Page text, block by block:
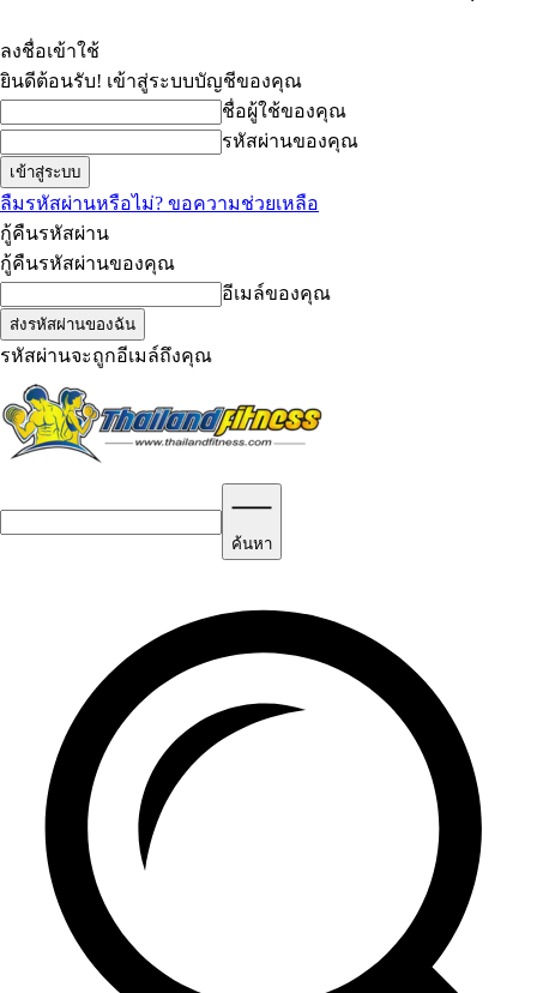
ลงชื่อเข้าใช้
ยินดีต้อนรับ! เข้าสู่ระบบบัญชีของคุณ
ชื่อผู้ใช้ของคุณ
รหัสผ่านของคุณ
ลืมรหัสผ่านหรือไม่? ขอความช่วยเหลือ
กู้คืนรหัสผ่าน
กู้คืนรหัสผ่านของคุณ
อีเมล์ของคุณ
รหัสผ่านจะถูกอีเมล์ถึงคุณ
ค้นหา